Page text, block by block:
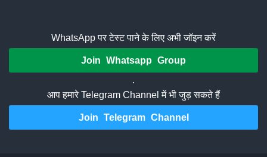
WhatsApp पर टेस्ट पाने के लिए अभी जॉइन करें
Join Whatsapp Group
.
आप हमारे Telegram Channel में भी जुड़ सकते हैं
Join Telegram Channel